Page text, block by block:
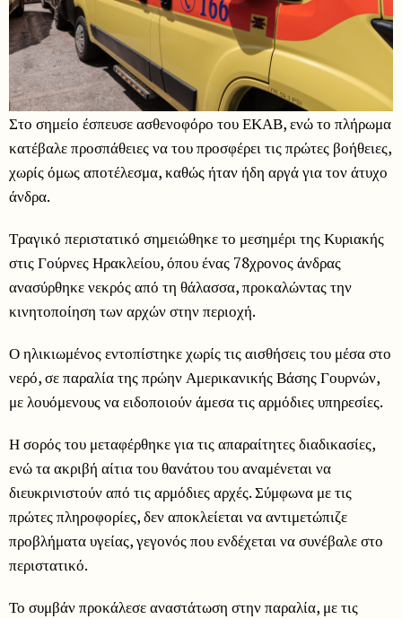
Στο σημείο έσπευσε ασθενοφόρο του ΕΚΑΒ, ενώ το πλήρωμα
κατέβαλε προσπάθειες να του προσφέρει τις πρώτες βοήθειες,
χωρίς όμως αποτέλεσμα, καθώς ήταν ήδη αργά για τον άτυχο
άνδρα.
Τραγικό περιστατικό σημειώθηκε το μεσημέρι της Κυριακής
στις Γούρνες Ηρακλείου, όπου ένας 78χρονος άνδρας
ανασύρθηκε νεκρός από τη θάλασσα, προκαλώντας την
κινητοποίηση των αρχών στην περιοχή.
Ο ηλικιωμένος εντοπίστηκε χωρίς τις αισθήσεις του μέσα στο
νερό, σε παραλία της πρώην Αμερικανικής Βάσης Γουρνών,
με λουόμενους να ειδοποιούν άμεσα τις αρμόδιες υπηρεσίες.
Η σορός του μεταφέρθηκε για τις απαραίτητες διαδικασίες,
ενώ τα ακριβή αίτια του θανάτου του αναμένεται να
διευκρινιστούν από τις αρμόδιες αρχές. Σύμφωνα με τις
πρώτες πληροφορίες, δεν αποκλείεται να αντιμετώπιζε
προβλήματα υγείας, γεγονός που ενδέχεται να συνέβαλε στο
περιστατικό.
Το συμβάν προκάλεσε αναστάτωση στην παραλία, με τις